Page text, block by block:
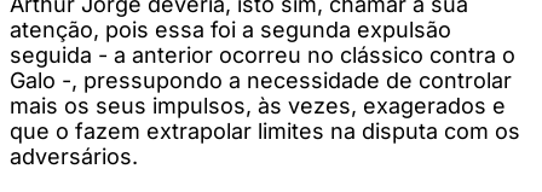
atenção, pois essa foi a segunda expulsão
seguida - a anterior ocorreu no clássico contra o
Galo -, pressupondo a necessidade de controlar
mais os seus impulsos, às vezes, exagerados e
que o fazem extrapolar limites na disputa com os
adversários.